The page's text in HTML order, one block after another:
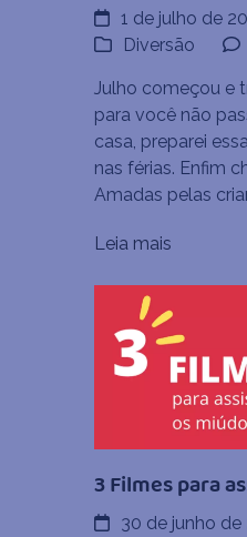
1 de julho de
Diversão
Julho começou e
para você não
casa, preparei
nas férias. Enfim
Amadas pelas
Leia mais
3 Filmes para
30 de junho de